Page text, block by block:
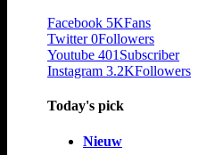
Facebook 5KFans
Twitter 0Followers
Youtube 401 Subscriber
Instagram 3.2KFollowers
Today's pick
Nieuw